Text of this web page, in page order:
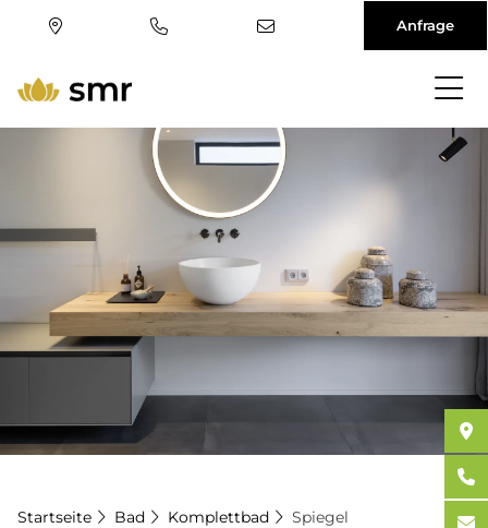
Anfrage
Startseite Bad Komplettbad Spiegel